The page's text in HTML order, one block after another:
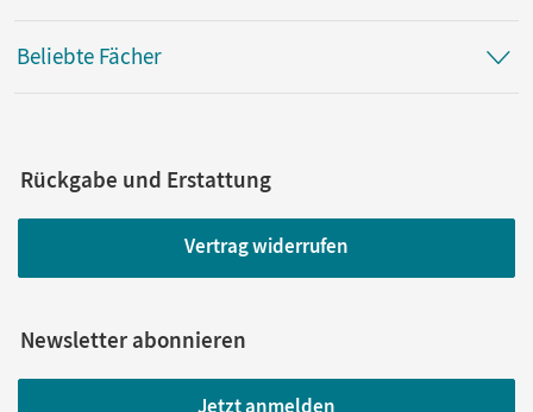
Beliebte Fächer
Rückgabe und Erstattung
Vertrag widerrufen
Newsletter abonnieren
Jetzt anmelden